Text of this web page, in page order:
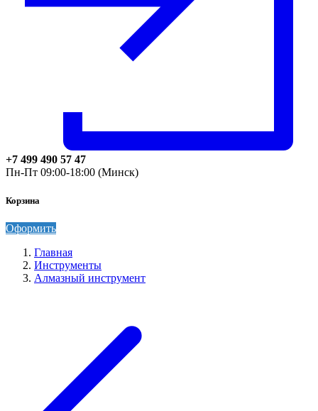
+7 499 490 57 47
Пн-Пт 09:00-18:00 (Минск)
Корзина
Оформить
Главная
Инструменты
Алмазный инструмент